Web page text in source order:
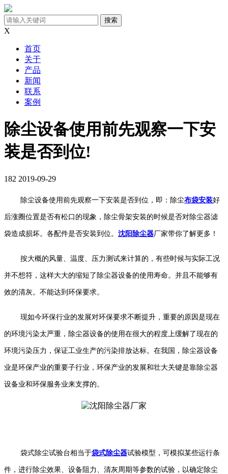
X
首页
关于
产品
新闻
联系
案例
除尘设备使用前先观察一下安
装是否到位!
182 2019-09-29
除尘设备使用前先观察一下安装是否到位，即：除尘布袋安装好
后涨圈位置是否有松口的现象，除尘骨架安装的时候是否对除尘器滤
袋造成损坏。各配件是否安装到位。 沈阳除尘器厂家带你了解更多！
按大概的风量、温度、压力测试来计算的，有些时候与实际工况
并不想符，这样大大的缩短了除尘器设备的使用寿命。并且不能够有
效的清灰。不能达到环保要求。
现如今环保行业的发展对环保要求不断提升，重要的原因是现在
的环境污染太严重，除尘器设备的使用在很大的程度上缓解了现在的
环境污染压力，保证工业生产的污染排放达标。在我国，除尘器设备
业是环保产业的重要子行业，环保产业的发展和壮大关键是靠除尘器
设备业和环保服务业来支撑的。
袋式除尘试验台相当于袋式除尘器试验模型，可模拟某些运行条
件，进行除尘效果、设备阻力、清灰周期等参数的试验，以确定除尘